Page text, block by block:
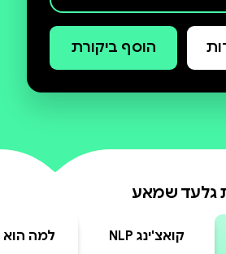
למתמודדים עם
או בעצם יכולת קצב
מיועד למתמודדים
צמיחה, העצמה
הכישורים הביצועיים
של אנשי הקשב
כלים מעשים להתמודדות
הוסף ביקורת
גלעד שמאע
קואצ'ינג NLP
למה